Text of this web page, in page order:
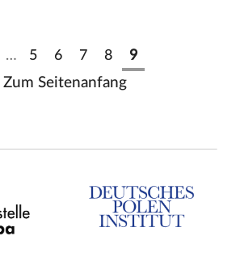
… 5 6 7 8 9
Zum Seitenanfang